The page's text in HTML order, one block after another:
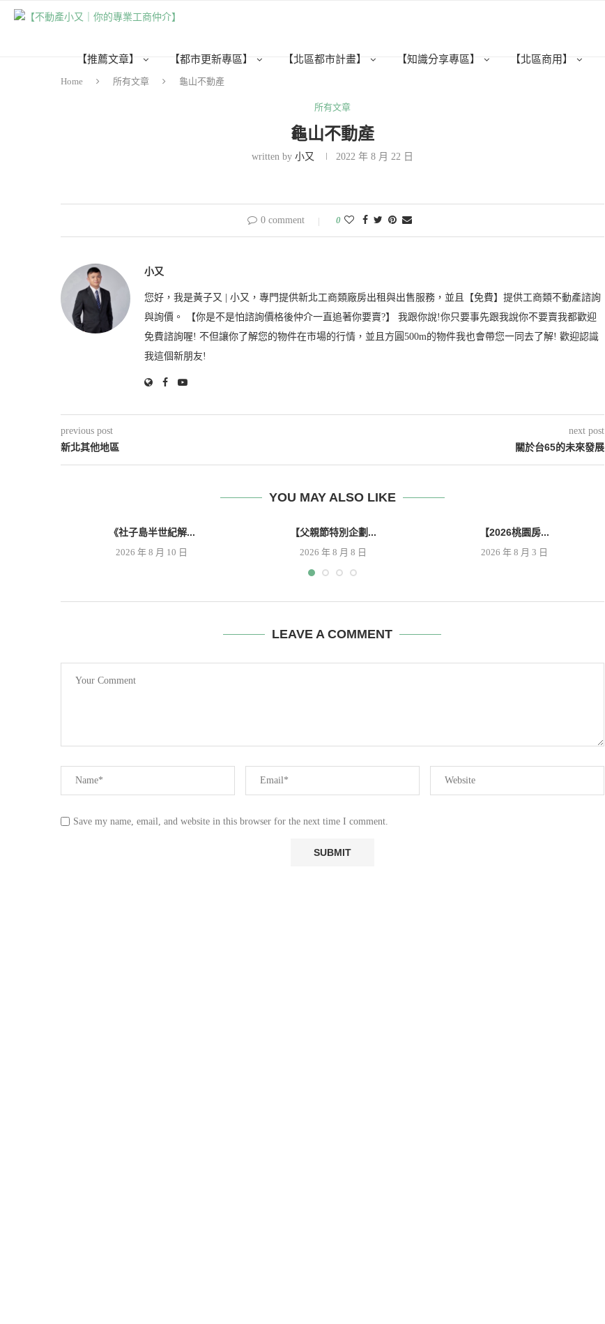
【推薦文章】 【都市更新專區】 【北區都市計畫】 【知識分享專區】 【北區商用】
Home 所有文章 龜山不動產
所有文章
龜山不動產
written by 小又 2022 年 8 月 22 日
0 comment 0
小又
您好，我是黃子又 | 小又，專門提供新北工商類廠房出租與出售服務，並且【免費】提供工商類不動產諮詢
與詢價。 【你是不是怕諮詢價格後仲介一直追著你要賣?】 我跟你說!你只要事先跟我說你不要賣我都歡迎
免費諮詢喔! 不但讓你了解您的物件在市場的行情，並且方圓500m的物件我也會帶您一同去了解! 歡迎認識
我這個新朋友!
previous post
新北其他地區
next post
關於台65的未來發展
YOU MAY ALSO LIKE
《社子島半世紀解...
2026 年 8 月 10 日
【父親節特別企劃...
2026 年 8 月 8 日
【2026桃園房...
2026 年 8 月 3 日
LEAVE A COMMENT
Save my name, email, and website in this browser for the next time I comment.